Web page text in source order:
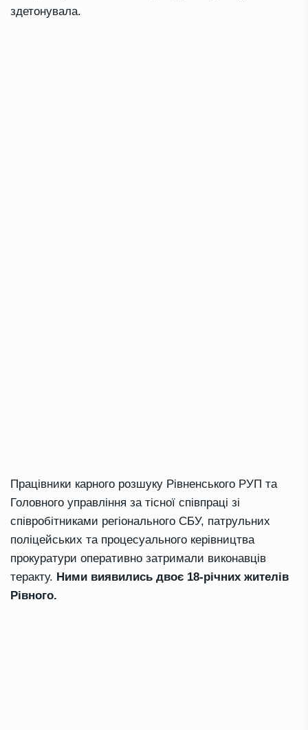
здетонувала.
Працівники карного розшуку Рівненського РУП та
Головного управління за тісної співпраці зі
співробітниками регіонального СБУ, патрульних
поліцейських та процесуального керівництва
прокуратури оперативно затримали виконавців
теракту. Ними виявились двоє 18-річних жителів
Рівного.